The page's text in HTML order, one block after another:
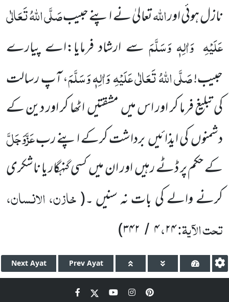
نازلہوئی اوراللّٰہتعالیٰ نے اپنے حبیبصَلَّی اللّٰہُ تَعَالٰی
عَلَیْہِ وَاٰلِہٖ وَسَلَّمَ سے ارشاد فرمایا:اے پیارے
حبیب!صَلَّی اللّٰہُ تَعَالٰی عَلَیْہِوَاٰلِہٖ وَسَلَّمَ، آپرسالت
کی تبلیغ فرما کر اور اس میںمشقتیںاٹھا کراور دین کے
دشمنوںکی ایذائیںبرداشت کرکے اپنے ربعَزَّوَجَلَّ
کے حکم پر ڈٹے رہیںاور ان میںکسی گنہگار یا ناشکری
کرنے والے کی بات نہ سنیں ۔(خازن، الانسان،
تحت الآیۃ:۲۴،۴ / ۳۴۲)
Next Ayat Prev Ayat